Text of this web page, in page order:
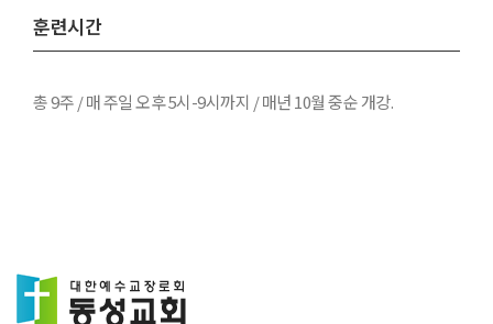
훈련시간
총 9주 / 매 주일 오후 5시-9시까지 / 매년 10월 중순 개강.